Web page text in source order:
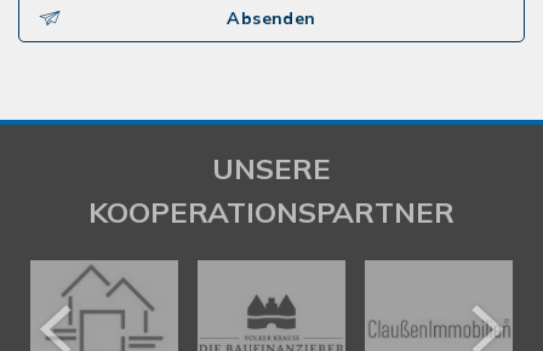
Absenden
UNSERE
KOOPERATIONSPARTNER